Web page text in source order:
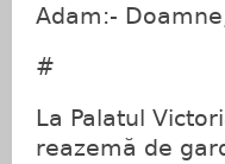
Adam:-
#
La Palatul
reazemă de